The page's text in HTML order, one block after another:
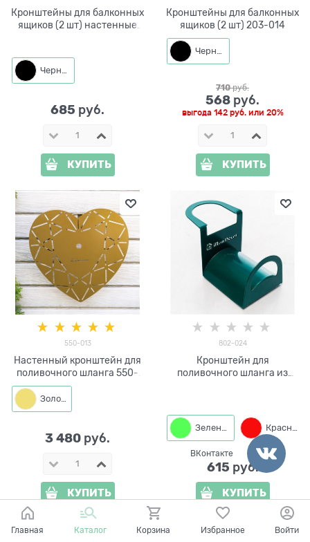
Кронштейны для балконных
ящиков (2 шт) настенные
Черный
685 руб.
КУПИТЬ
Кронштейны для балконных
ящиков (2 шт) 203-014
Черный
710 руб.
568 руб.
выгода 142 руб.или 20%
КУПИТЬ
550-013
Настенный кронштейн для
поливочного шланга 550-
013
Золото
3 480 руб.
КУПИТЬ
802-024
Кронштейн для
поливочного шланга из
Зеленый Красный
615 руб.
КУПИТЬ
ПОКАЗАТЬ ЕЩЕ
Главная Каталог Корзина Избранное Войти
ВКонтакте